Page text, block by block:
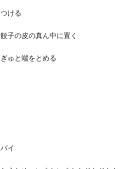
ける
子の皮の真ん中に置く
ゅと端をとめる
イ